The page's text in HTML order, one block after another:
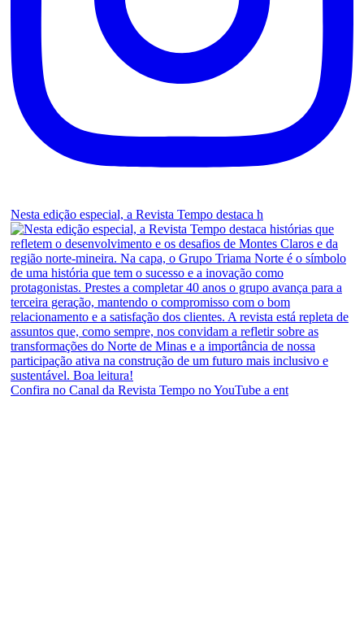
Nesta edição especial, a Revista Tempo destaca h
Confira no Canal da Revista Tempo no YouTube a ent